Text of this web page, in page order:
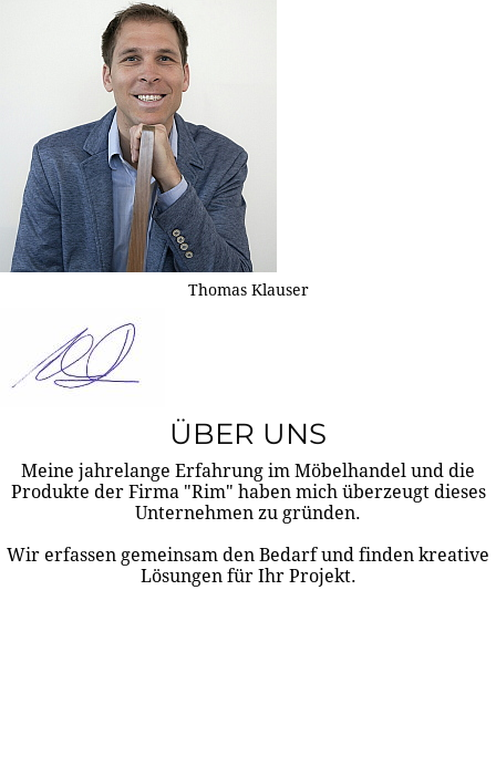
Thomas Klauser
ÜBER UNS
Meine jahrelange Erfahrung im Möbelhandel und die
Produkte der Firma "Rim" haben mich überzeugt dieses
Unternehmen zu gründen.
Wir erfassen gemeinsam den Bedarf und finden kreative
Lösungen für Ihr Projekt.